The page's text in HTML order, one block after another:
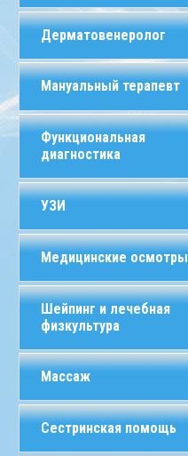
Дерматовенеролог
Мануальный терапевт
Функциональная
диагностика
УЗИ
Медицинские осмотры
Шейпинг и лечебная
физкультура
Массаж
Сестринская помощь